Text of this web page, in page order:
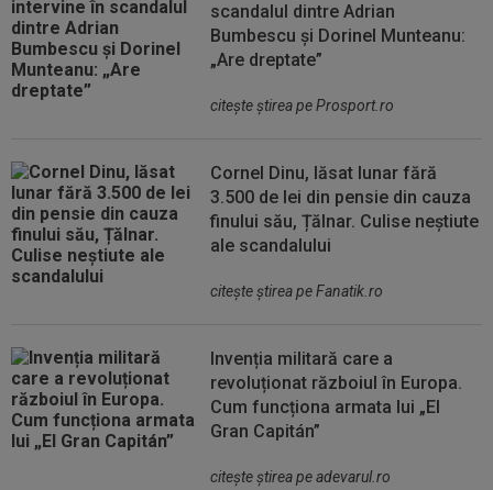
scandalul dintre Adrian
Bumbescu și Dorinel Munteanu:
„Are dreptate”
citeşte ştirea pe Prosport.ro
Cornel Dinu, lăsat lunar fără
3.500 de lei din pensie din cauza
finului său, Țălnar. Culise neștiute
ale scandalului
citeşte ştirea pe Fanatik.ro
Invenția militară care a
revoluționat războiul în Europa.
Cum funcționa armata lui „El
Gran Capitán”
citeşte ştirea pe adevarul.ro